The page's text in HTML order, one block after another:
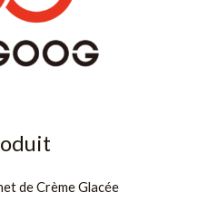
de Crème Glacée